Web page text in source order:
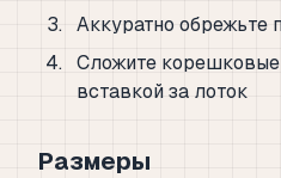
Аккуратно обрежьте
Сложите
вставкой за лоток
Размеры